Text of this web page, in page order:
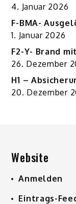
4. Januar 2026
F-BMA-
1. Januar 2026
F2-Y- Brand
26. Dezember
H1 –
20. Dezember
Website
Anmelden
Eintrags-